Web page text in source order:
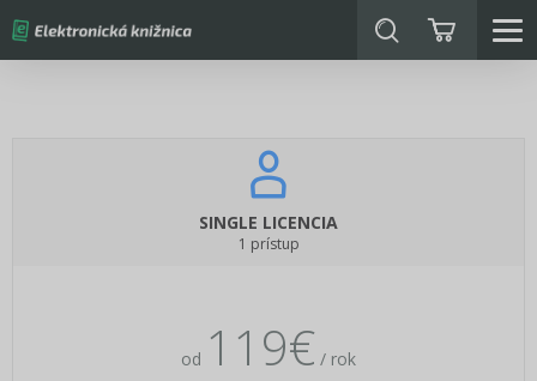
SINGLE LICENCIA
1 prístup
od 119€ / rok